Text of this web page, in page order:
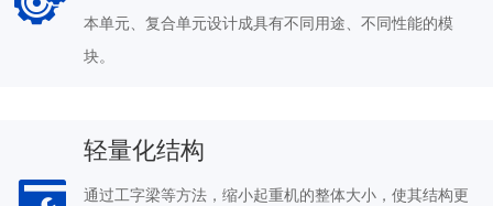
本单元、复合单元设计成具有不同用途、不同性能的模
块。
轻量化结构
通过工字梁等方法，缩小起重机的整体大小，使其结构更